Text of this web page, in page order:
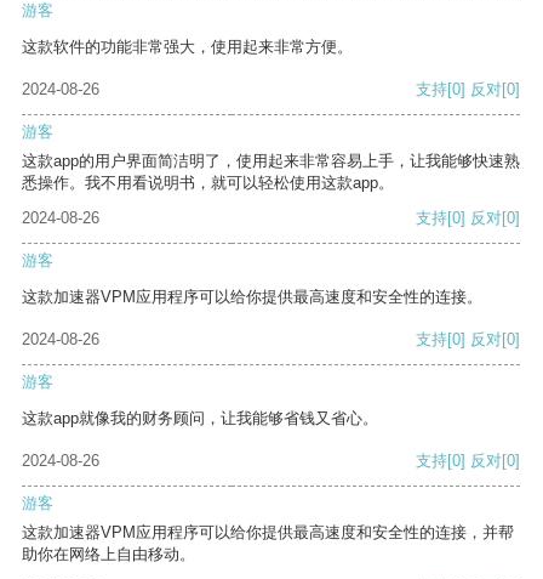
游客
这款软件的功能非常强大，使用起来非常方便。
2024-08-26 支持[0] 反对[0]
游客
这款app的用户界面简洁明了，使用起来非常容易上手，让我能够快速熟
悉操作。我不用看说明书，就可以轻松使用这款app。
2024-08-26
支持[0] 反对[0]
游客
这款加速器VPM应用程序可以给你提供最高速度和安全性的连接。
2024-08-26 支持[0] 反对[0]
游客
这款app就像我的财务顾问，让我能够省钱又省心。
2024-08-26 支持[0] 反对[0]
游客
这款加速器VPM应用程序可以给你提供最高速度和安全性的连接，并帮
助你在网络上自由移动。